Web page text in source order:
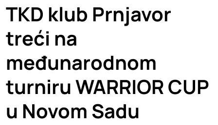
TKD klub Prnjavor
treći na
međunarodnom
turniru WARRIOR CUP
u Novom Sadu